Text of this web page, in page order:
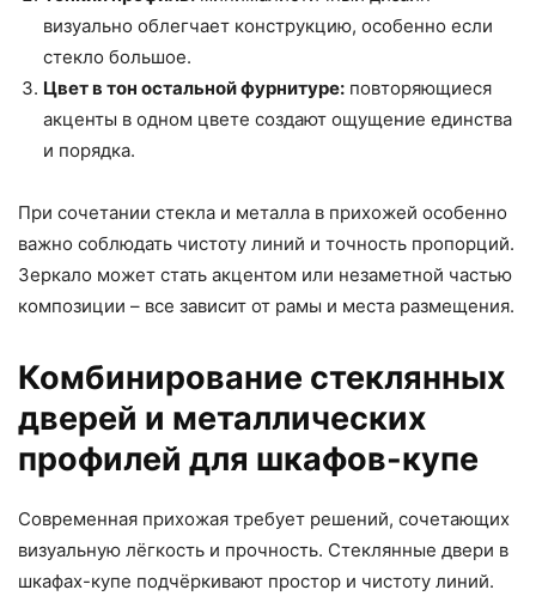
визуально облегчает конструкцию, особенно если
стекло большое.
Цвет в тон остальной фурнитуре: повторяющиеся
акценты в одном цвете создают ощущение единства
и порядка.
При сочетании стекла и металла в прихожей особенно
важно соблюдать чистоту линий и точность пропорций.
Зеркало может стать акцентом или незаметной частью
композиции – все зависит от рамы и места размещения.
Комбинирование стеклянных
дверей и металлических
профилей для шкафов-купе
Современная прихожая требует решений, сочетающих
визуальную лёгкость и прочность. Стеклянные двери в
шкафах-купе подчёркивают простор и чистоту линий.